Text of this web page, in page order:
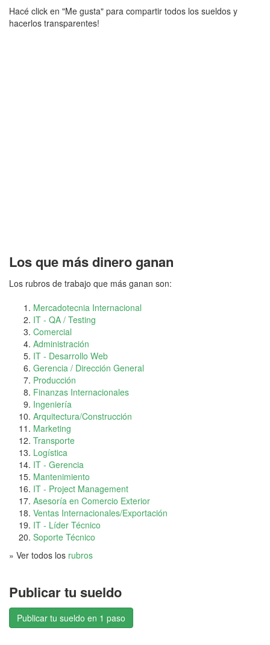
Hacé click en "Me gusta" para compartir todos los sueldos y
hacerlos transparentes!
Los que más dinero ganan
Los rubros de trabajo que más ganan son:
Mercadotecnia Internacional
IT - QA / Testing
Comercial
Administración
IT - Desarrollo Web
Gerencia / Dirección General
Producción
Finanzas Internacionales
Ingeniería
Arquitectura/Construcción
Marketing
Transporte
Logística
IT - Gerencia
Mantenimiento
IT - Project Management
Asesoría en Comercio Exterior
Ventas Internacionales/Exportación
IT - Líder Técnico
Soporte Técnico
» Ver todos los rubros
Publicar tu sueldo
Publicar tu sueldo en 1 paso